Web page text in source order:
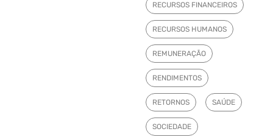
RECURSOS FINANCEIROS
RECURSOS HUMANOS
REMUNERAÇÃO
RENDIMENTOS
RETORNOS SAÚDE
SOCIEDADE